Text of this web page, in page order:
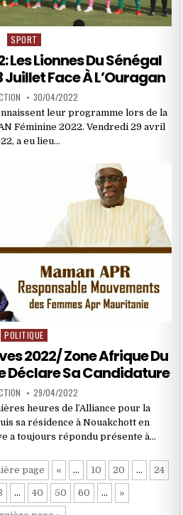
Posted
in
SPORT
Les Lionnes Du Sénégal
Juillet Face À L’Ouragan
30/04/2022
leur programme lors de la
Féminine 2022. Vendredi 29 avril
a eu lieu…
Posted
POLITIQUE
2022/ Zone Afrique Du
Déclare Sa Candidature
29/04/2022
heures de l’Alliance pour la
sa résidence à Nouakchott en
a toujours répondu présente à…
page « … 10 20 … 24
… 40 50 60 … »